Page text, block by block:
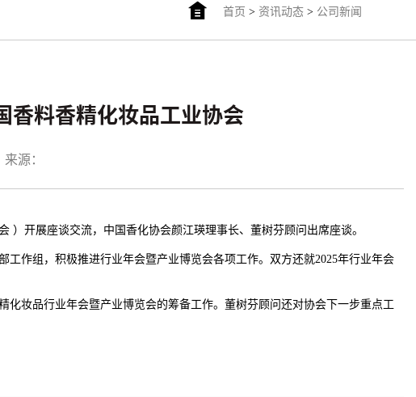
首页 > 资讯动态> 公司新闻
香料香精化妆品工业协会
来源：
开展座谈交流，中国香化协会颜江瑛理事长、董树芬顾问出席座谈。
作组，积极推进行业年会暨产业博览会各项工作。双方还就2025年行业年会
妆品行业年会暨产业博览会的筹备工作。董树芬顾问还对协会下一步重点工